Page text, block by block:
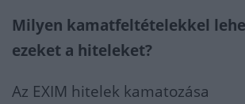
Milyen kamatfeltételekkel
ezeket a hiteleket?
Az EXIM hitelek kamatozása